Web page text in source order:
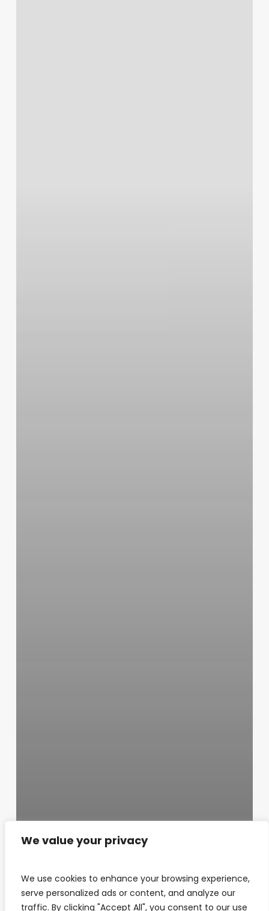
We value your privacy
We use cookies to enhance your browsing experience,
serve personalized ads or content, and analyze our
traffic. By clicking "Accept All", you consent to our use